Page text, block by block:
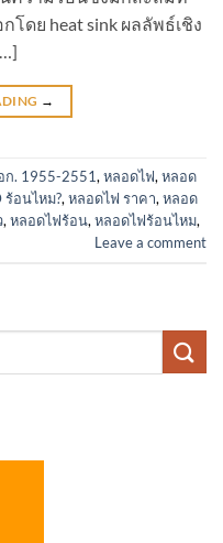
โดย heat sink ผลลัพธ์เชิง
→
ก. 1955-2551, หลอดไฟ, หลอด
ร้อนไหม?, หลอดไฟ ราคา, หลอด
, หลอดไฟร้อน, หลอดไฟร้อนไหม,
Leave a comment